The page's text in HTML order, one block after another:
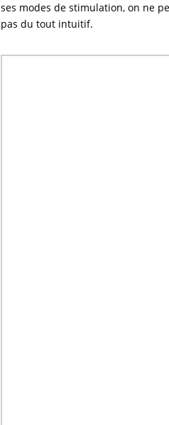
ses modes de stimulation, on ne
pas du tout intuitif.